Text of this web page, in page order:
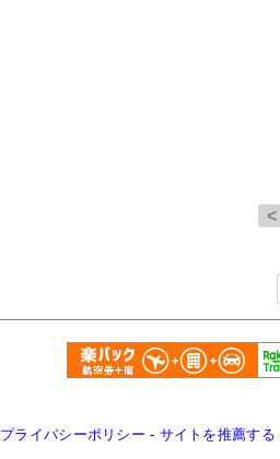
プライバシーポリシー - サイトを推薦する